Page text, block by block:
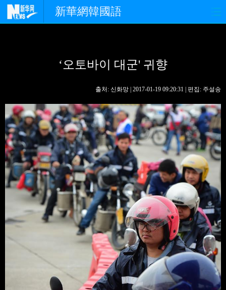
新華網韓國語
사회
핫 TV 문화
연예 관광 오피니언
생생 중국어
‘오토바이 대군' 귀향
출처: 신화망 | 2017-01-19 09:20:31 | 편집: 주설송